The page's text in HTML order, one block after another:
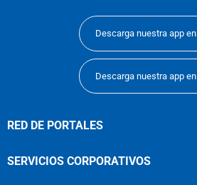
Descarga nuestra app en
Descarga nuestra app en
RED DE PORTALES
SERVICIOS CORPORATIVOS